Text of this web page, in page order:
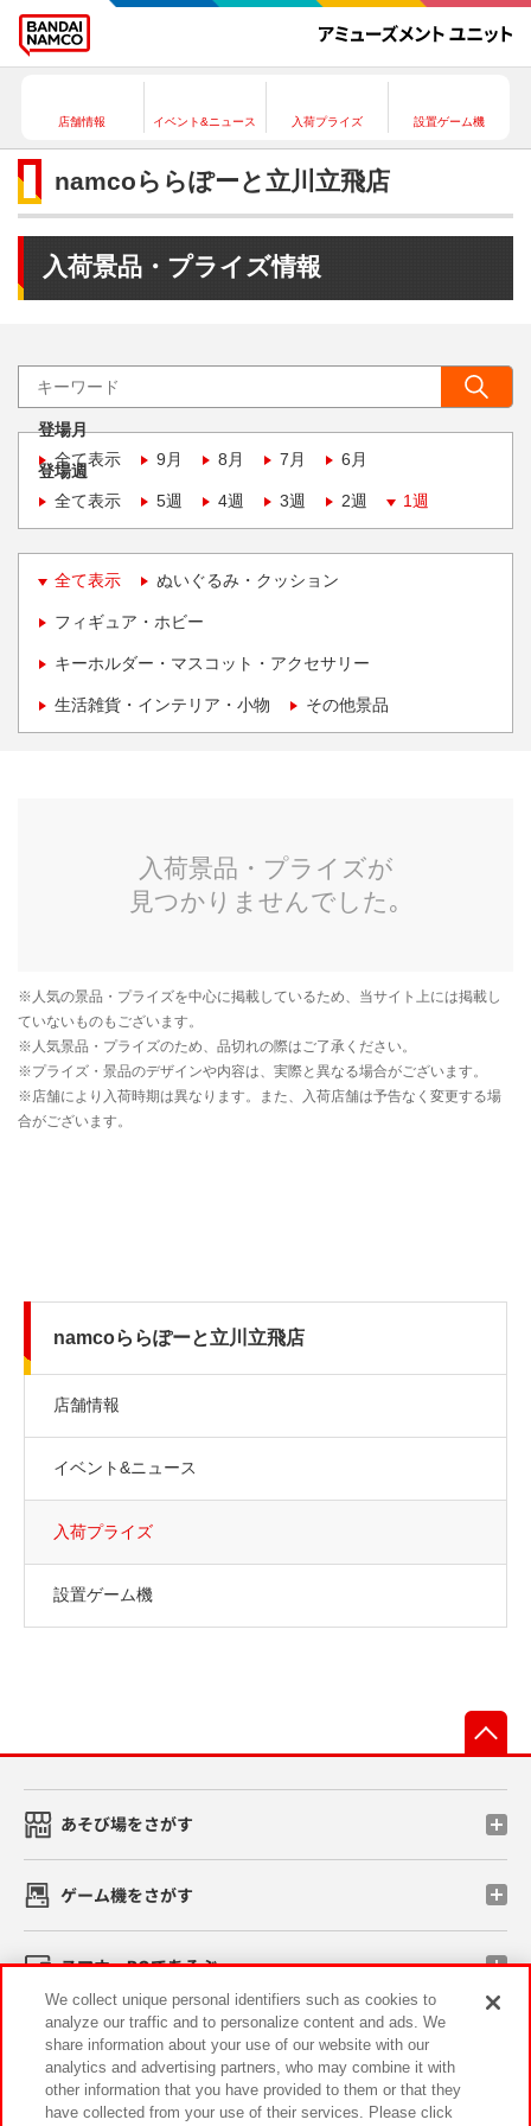
店舗情報 イベント&ニュース 入荷プライズ 設置ゲーム機
namcoららぽーと立川立飛店
入荷景品・プライズ情報
登場月
全て表示
9月 8月 7月 6月
登場週
全て表示
5週 4週 3週 2週 1週
全て表示 ぬいぐるみ・クッション
フィギュア・ホビー
キーホルダー・マスコット・アクセサリー
生活雑貨・インテリア・小物 その他景品
namcoららぽーと立川立飛店
店舗情報
イベント&ニュース
入荷プライズ
設置ゲーム機
あそび場をさがす
ゲーム機をさがす
スマホ・PCであそぶ
イベント・キャンペーン
We collect unique personal identifiers such as cookies to
analyze our traffic and to personalize content and ads. We
share information about your use of our website with our
analytics and advertising partners, who may combine it with
other information that you have provided to them or that they
have collected from your use of their services. Please click